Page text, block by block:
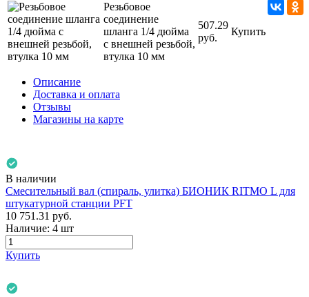
Резьбовое
соединение
шланга 1/4 дюйма
с внешней резьбой,
втулка 10 мм
507.29
руб.
Купить
Описание
Доставка и оплата
Отзывы
Магазины на карте
В наличии
Смесительный вал (спираль, улитка) БИОНИК RITMO L для
штукатурной станции PFT
10 751.31 руб.
Наличие: 4 шт
Купить